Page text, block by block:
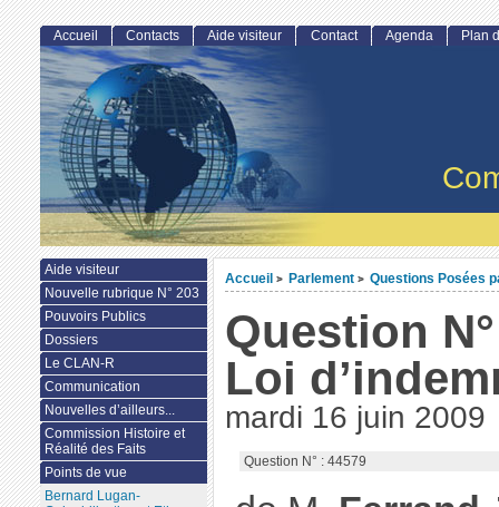
Accueil > Parlement > Questions Posées
Question
Loi
mardi 16 juin 2009
Question N° : 44579
Accueil Contacts Aide visiteur Contact Agenda Plan
Aide visiteur
Nouvelle rubrique N° 203
Pouvoirs Publics
Dossiers
Le CLAN-R
Communication
Nouvelles d’ailleurs...
Commission Histoire et
Réalité des Faits
Points de vue
Bernard Lugan-